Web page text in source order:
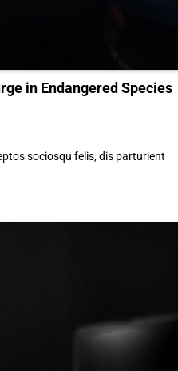
in Endangered Species
sociosqu felis, dis parturient